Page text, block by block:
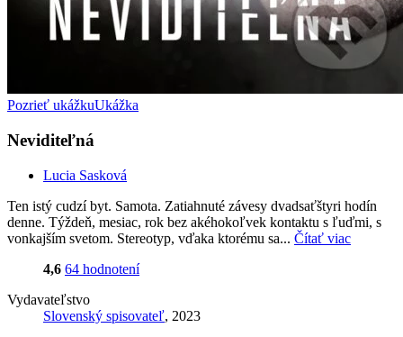
Pozrieť ukážkuUkážka
Neviditeľná
Lucia Sasková
Ten istý cudzí byt. Samota. Zatiahnuté závesy dvadsaťštyri hodín
denne. Týždeň, mesiac, rok bez akéhokoľvek kontaktu s ľuďmi, s
vonkajším svetom. Stereotyp, vďaka ktorému sa... Čítať viac
4,6 64 hodnotení
Vydavateľstvo
Slovenský spisovateľ, 2023